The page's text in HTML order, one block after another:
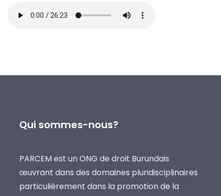
Qui sommes-nous?
PARCEM est un ONG de droit Burundais
œuvrant dans des domaines pluridisciplinaires
particulièrement dans la promotion de la